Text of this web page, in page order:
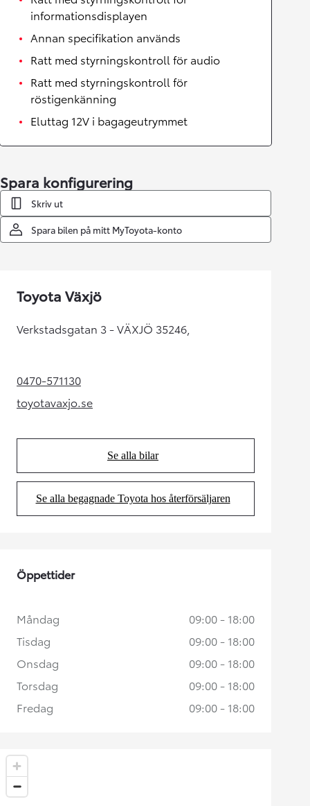
informationsdisplayen
Annan specifikation används
Ratt med styrningskontroll för audio
Ratt med styrningskontroll för
röstigenkänning
Eluttag 12V i bagageutrymmet
Spara konfigurering
Skriv ut
Spara bilen på mitt MyToyota-konto
Toyota Växjö
Verkstadsgatan 3 - VÄXJÖ 35246,
0470-571130(Opens in new tab)
toyotavaxjo.se(Opens in new tab)
Se alla bilar
(Opens in new tab)
Se alla begagnade Toyota hos återförsäljaren
(Opens in new tab)
Öppettider
Måndag
09:00 - 18:00
Tisdag
09:00 - 18:00
Onsdag
09:00 - 18:00
Torsdag
09:00 - 18:00
Fredag
09:00 - 18:00